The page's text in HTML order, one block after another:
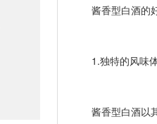
酱香型白酒的
1.独特的风味
酱香型白酒以其